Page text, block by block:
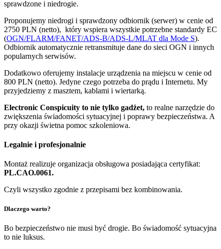
sprawdzone i niedrogie.
Proponujemy niedrogi i sprawdzony odbiornik (serwer) w cenie od
2750 PLN (netto), który wspiera wszystkie potrzebne standardy EC
(OGN/FLARM/FANET/ADS-B/ADS-L/MLAT dla Mode S).
Odbiornik automatycznie retransmituje dane do sieci OGN i innych
popularnych serwisów.
Dodatkowo oferujemy instalacje urządzenia na miejscu w cenie od
800 PLN (netto). Jedyne czego potrzeba do prądu i Internetu. My
przyjedziemy z masztem, kablami i wiertarką.
Electronic Conspicuity to nie tylko gadżet, to realne narzędzie do
zwiększenia świadomości sytuacyjnej i poprawy bezpieczeństwa. A
przy okazji świetna pomoc szkoleniowa.
Legalnie i profesjonalnie
Montaż realizuje organizacja obsługowa posiadająca certyfikat:
PL.CAO.0061.
Czyli wszystko zgodnie z przepisami bez kombinowania.
Dlaczego warto?
Bo bezpieczeństwo nie musi być drogie. Bo świadomość sytuacyjna
to nie luksus.